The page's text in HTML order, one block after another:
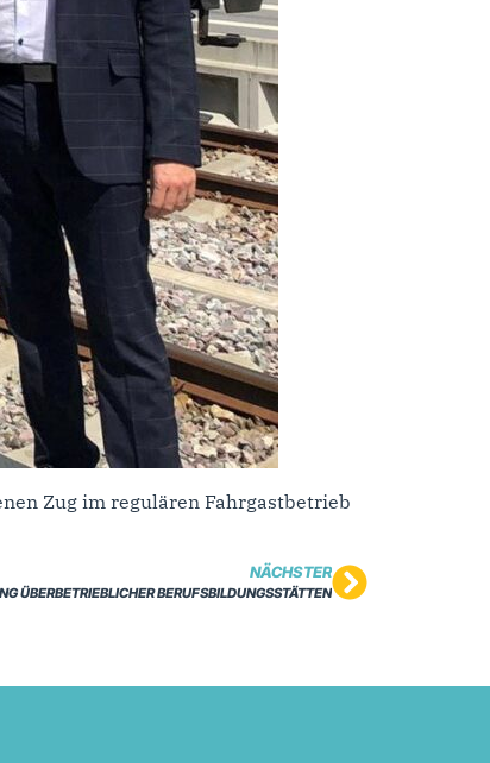
Zug im regulären Fahrgastbetrieb
NÄCHSTER
ÜBERBETRIEBLICHER BERUFSBILDUNGSSTÄTTEN